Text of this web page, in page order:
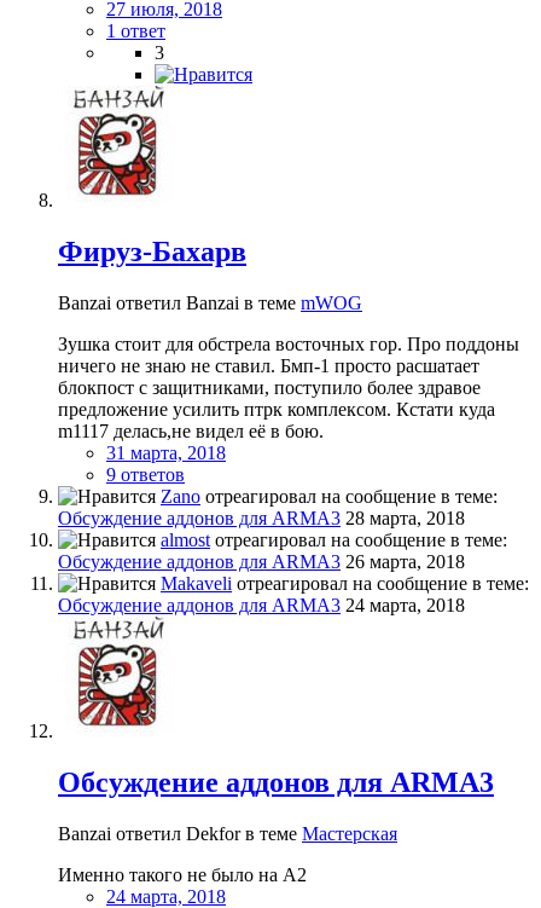
27 июля, 2018
1 ответ
3
Фируз-Бахарв
Banzai ответил Banzai в теме mWOG
Зушка стоит для обстрела восточных гор. Про поддоны
ничего не знаю не ставил. Бмп-1 просто расшатает
блокпост с защитниками, поступило более здравое
предложение усилить птрк комплексом. Кстати куда
m1117 делась,не видел её в бою.
31 марта, 2018
9 ответов
Zano отреагировал на сообщение в теме:
Обсуждение аддонов для ARMA3 28 марта, 2018
almost отреагировал на сообщение в теме:
Обсуждение аддонов для ARMA3 26 марта, 2018
Makaveli отреагировал на сообщение в теме:
Обсуждение аддонов для ARMA3 24 марта, 2018
Обсуждение аддонов для ARMA3
Banzai ответил Dekfor в теме Мастерская
Именно такого не было на А2
24 марта, 2018